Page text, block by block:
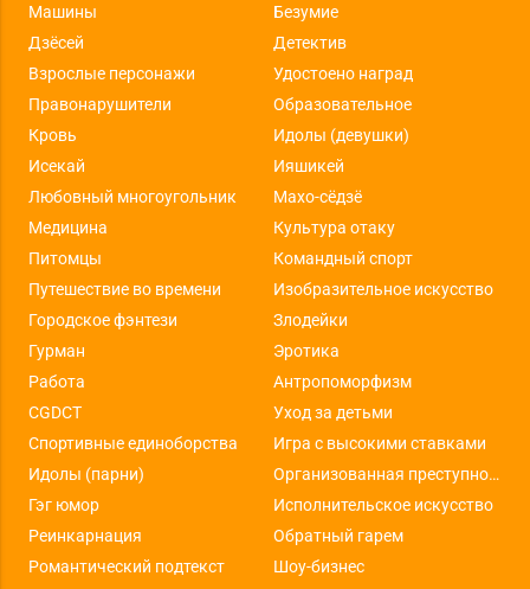
Машины
Безумие
Дзёсей
Детектив
Взрослые персонажи
Удостоено наград
Правонарушители
Образовательное
Кровь
Идолы (девушки)
Исекай
Ияшикей
Любовный многоугольник
Махо-сёдзё
Медицина
Культура отаку
Питомцы
Командный спорт
Путешествие во времени
Изобразительное искусство
Городское фэнтези
Злодейки
Гурман
Эротика
Работа
Антропоморфизм
CGDCT
Уход за детьми
Спортивные единоборства
Игра с высокими ставками
Идолы (парни)
Организованная преступность
Гэг юмор
Исполнительское искусство
Реинкарнация
Обратный гарем
Романтический подтекст
Шоу-бизнес